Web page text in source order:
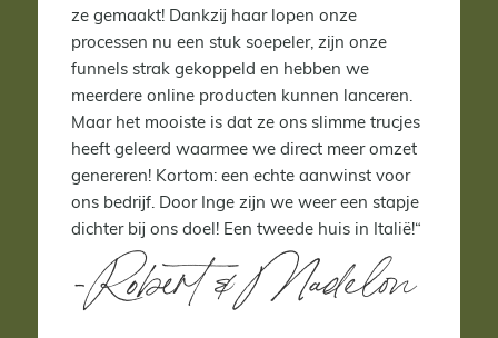
ze gemaakt! Dankzij haar lopen onze
processen nu een stuk soepeler, zijn onze
funnels strak gekoppeld en hebben we
meerdere online producten kunnen lanceren.
Maar het mooiste is dat ze ons slimme trucjes
heeft geleerd waarmee we direct meer omzet
genereren! Kortom: een echte aanwinst voor
ons bedrijf. Door Inge zijn we weer een stapje
dichter bij ons doel! Een tweede huis in Italië!“
-Robert & Madelon